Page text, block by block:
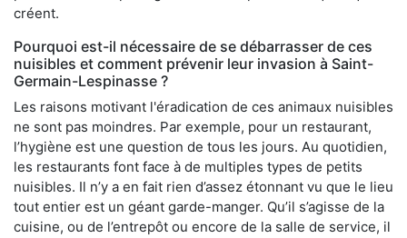
créent.
Pourquoi est-il nécessaire de se débarrasser de ces
nuisibles et comment prévenir leur invasion à Saint-
Germain-Lespinasse ?
Les raisons motivant l'éradication de ces animaux nuisibles
ne sont pas moindres. Par exemple, pour un restaurant,
l’hygiène est une question de tous les jours. Au quotidien,
les restaurants font face à de multiples types de petits
nuisibles. Il n’y a en fait rien d’assez étonnant vu que le lieu
tout entier est un géant garde-manger. Qu’il s’agisse de la
cuisine, ou de l’entrepôt ou encore de la salle de service, il